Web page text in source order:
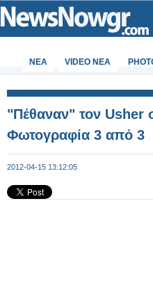
ΝΕΑ VIDEO NEA
"Πέθαναν" τον Usher
Φωτογραφία 3 από 3
2012-04-15 13:12:05